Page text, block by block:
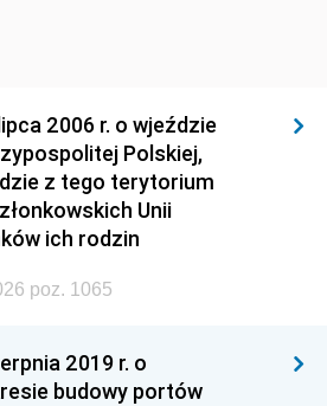
2006 r. o wjeździe
Polskiej,
z tego terytorium
Unii
ich rodzin
poz. 1065
2019 r. o
budowy portów